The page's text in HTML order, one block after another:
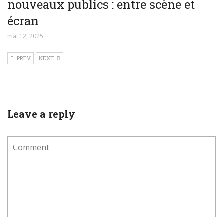
nouveaux publics : entre scène et
écran
mai 12, 2025
PREV NEXT
Leave a reply